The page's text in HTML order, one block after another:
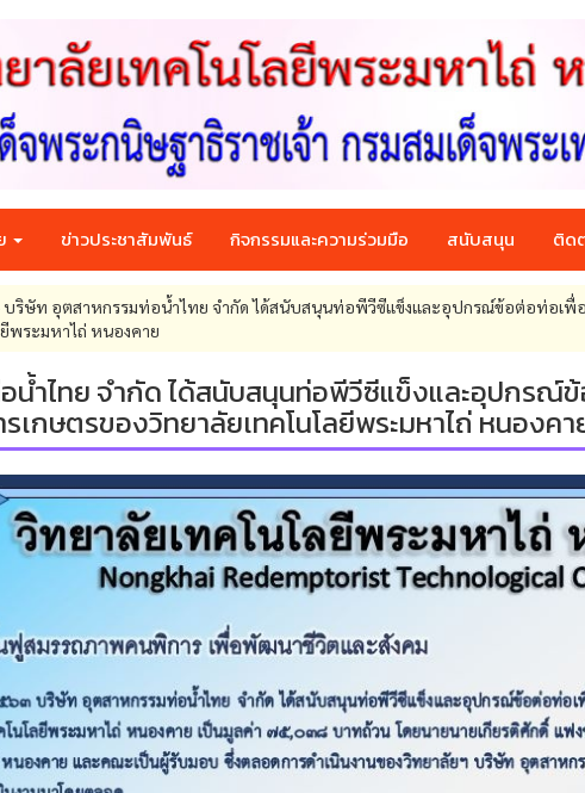
ข่าวประชาสัมพันธ์ กิจกรรมและความร่วมมือ สนับสนุน ติด
บริษัท อุตสาหกรรมท่อน้ำไทย จำกัด ได้สนับสนุนท่อพีวีซีแข็งและอุปกรณ์ข้อต่อท่อเ
พระมหาไถ่ หนองคาย
น้ำไทย จำกัด ได้สนับสนุนท่อพีวีซีแข็งและอุปกรณ์
เกษตรของวิทยาลัยเทคโนโลยีพระมหาไถ่ หนองคา